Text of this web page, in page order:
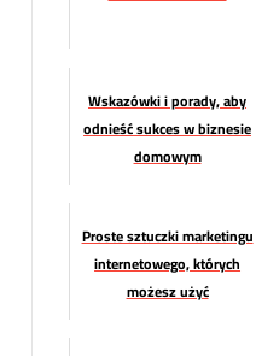
Wskazówki i porady, aby
odnieść sukces w biznesie
domowym
Proste sztuczki marketingu
internetowego, których
możesz użyć